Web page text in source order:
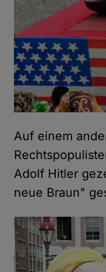
Auf einem
Adolf Hitler
neue Braun"